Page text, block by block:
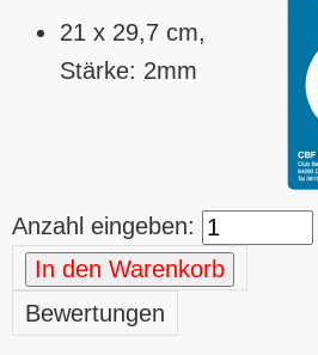
21 x 29,7 cm,
Stärke: 2mm
Anzahl eingeben:
In den Warenkorb
Bewertungen